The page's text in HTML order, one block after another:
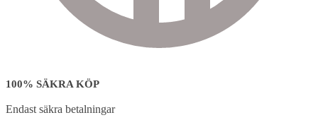
100% SÄKRA KÖP
Endast säkra betalningar